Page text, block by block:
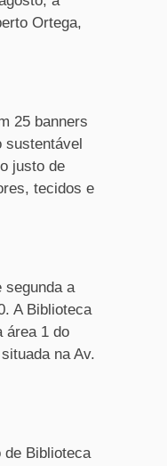
Ortega,
25 banners
sustentável
justo de
tecidos e
segunda a
A Biblioteca
área 1 do
na Av.
Biblioteca